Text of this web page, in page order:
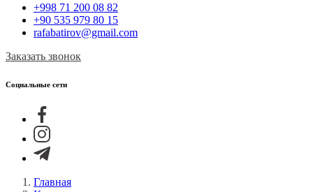
+998 71 200 08 82
+90 535 979 80 15
rafabatirov@gmail.com
Заказать звонок
Социальные сети
Главная